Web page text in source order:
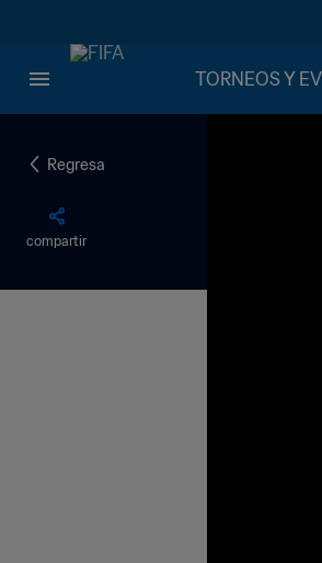
TORNEOS Y
Regresa
compartir